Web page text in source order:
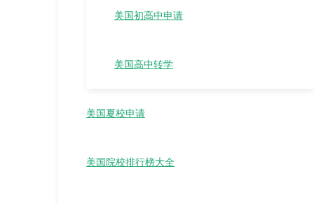
美国初高中申请
美国高中转学
美国夏校申请
美国院校排行榜大全